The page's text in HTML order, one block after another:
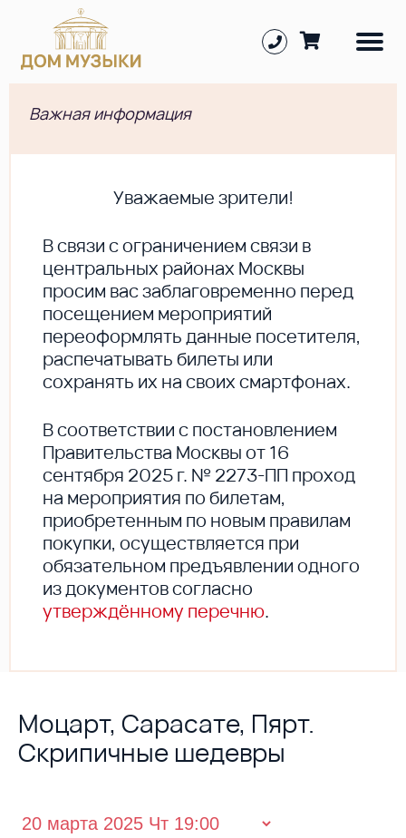
Важная информация
Уважаемые зрители!
В cвязи с ограничением связи в
центральных районах Москвы
просим вас заблаговременно перед
посещением мероприятий
переоформлять данные посетителя,
распечатывать билеты или
сохранять их на своих смартфонах.
В соответствии с постановлением
Правительства Москвы от 16
сентября 2025 г. № 2273-ПП проход
на мероприятия по билетам,
приобретенным по новым правилам
покупки, осуществляется при
обязательном предъявлении одного
из документов согласно
утверждённому перечню.
Моцарт, Сарасате, Пярт.
Скрипичные шедевры